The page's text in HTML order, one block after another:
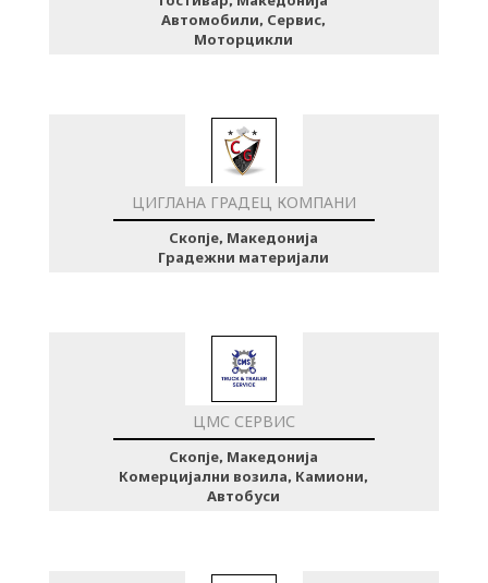
Автомобили, Сервис,
Моторцикли
ЦИГЛАНА ГРАДЕЦ КОМПАНИ
Скопје, Македонија
Градежни материјали
ЦМС СЕРВИС
Скопје, Македонија
Комерцијални возила, Камиони,
Автобуси